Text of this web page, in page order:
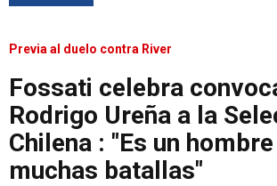
Previa al duelo contra River
Fossati celebra
Rodrigo Ureña a la
Chilena : "Es un
muchas batallas"